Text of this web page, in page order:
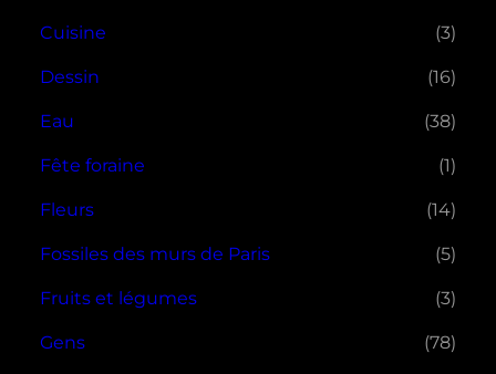
Cuisine (3)
Dessin (16)
Eau (38)
Fête foraine (1)
Fleurs (14)
Fossiles des murs de Paris (5)
Fruits et légumes (3)
Gens (78)